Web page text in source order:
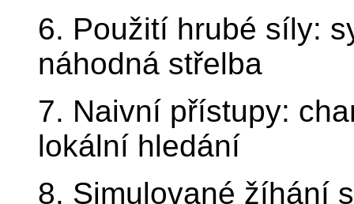
6. Použití hrubé síly:
náhodná střelba
7. Naivní přístupy:
lokální hledání
8. Simulované žíhání